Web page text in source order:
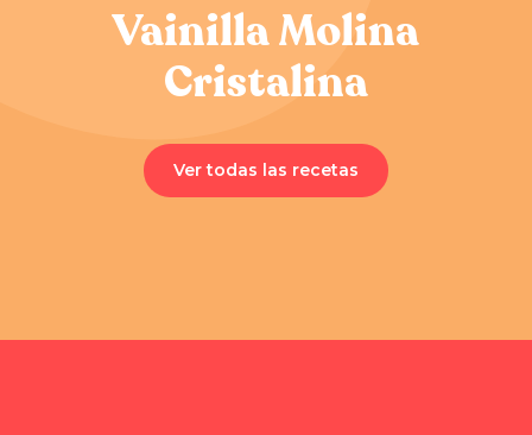
Vainilla Molina
Cristalina
Ver todas las recetas